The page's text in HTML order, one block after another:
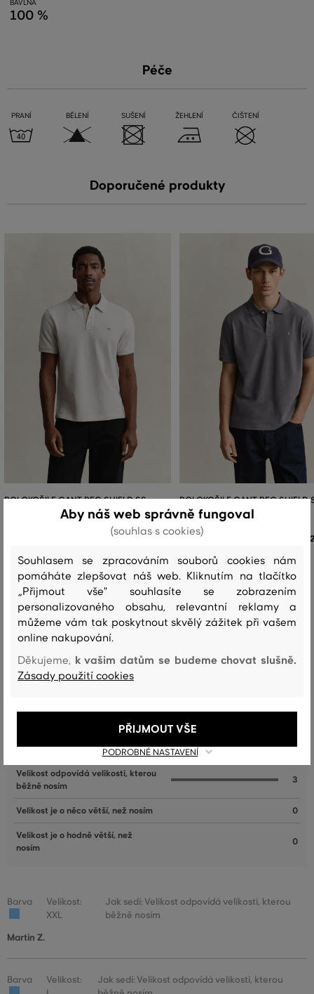
BAVLNA
100 %
Péče
PRANÍ BĚLENÍ SUŠENÍ ŽEHLENÍ ČIŠTENÍ
Doporučené produkty
POLOKOŠILE GANT REG SHIELD SS
Dostupné velikosti:
XXL +3 další
POLOKOŠILE GANT REG SHIELD
PIQUE POLO
Dostupné velikosti:
M, L , XXL +3 další
JAK SEDĚLA VYBRANÁ VELIKOST NAŠIM ZÁKAZNÍKŮM
Velikost je o hodně menší, než
Velikost je o něco menší, než nosím 0
Velikost odpovídá velikosti, kterou
běžně nosím
3
Velikost je o něco větší, než nosím 0
Velikost je o hodně větší, než
nosím
0
Barva
Velikost:
XXL
Jak sedí: Velikost odpovídá velikosti, kterou
běžně nosím
Martin Z.
Barva
Velikost:
Jak sedí: Velikost odpovídá velikosti, kterou
Aby náš web správně fungoval
(souhlas s cookies)
Souhlasem se zpracováním souborů cookies nám
pomáháte zlepšovat náš web. Kliknutím na tlačítko
„Přijmout vše" souhlasíte se zobrazením
personalizovaného obsahu, relevantní reklamy a
můžeme vám tak poskytnout skvělý zážitek při vašem
online nakupování.
Děkujeme, k vašim datům se budeme chovat slušně.
Zásady použití cookies
PODROBNÉ NASTAVENÍ
PŘIJMOUT VŠE